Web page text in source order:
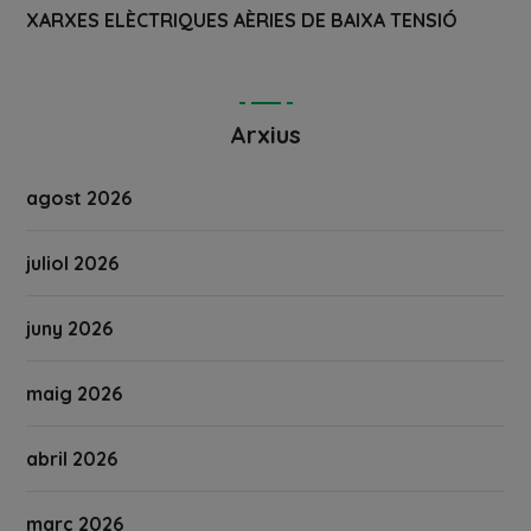
XARXES ELÈCTRIQUES AÈRIES DE BAIXA TENSIÓ
Arxius
agost 2026
juliol 2026
juny 2026
maig 2026
abril 2026
març 2026